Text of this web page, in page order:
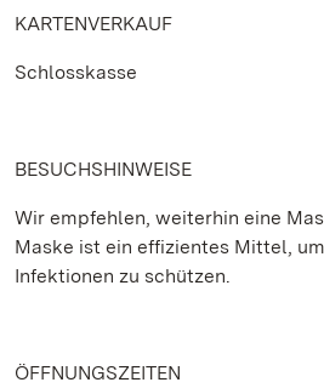
KARTENVERKAUF
Schlosskasse
BESUCHSHINWEISE
Wir empfehlen, weiterhin eine
Maske ist ein effizientes Mittel,
Infektionen zu schützen.
ÖFFNUNGSZEITEN